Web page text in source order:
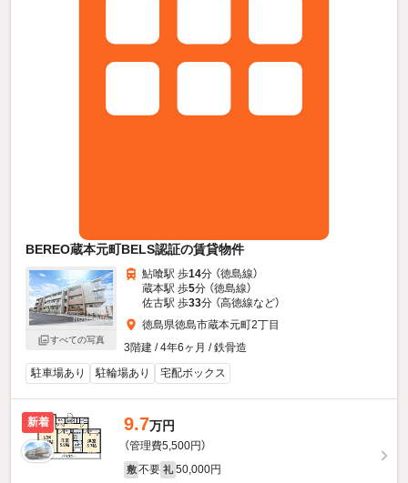
BEREO蔵本元町BELS認証の賃貸物件
すべての写真
鮎喰駅 歩14分 （徳島線）
蔵本駅 歩5分 （徳島線）
佐古駅 歩33分 （高徳線など）
徳島県徳島市蔵本元町2丁目
3階建 / 4年6ヶ月 / 鉄骨造
駐車場あり
駐輪場あり 宅配ボックス
新着 9.7万円
（管理費5,500円）
敷 不要 礼 50,000円